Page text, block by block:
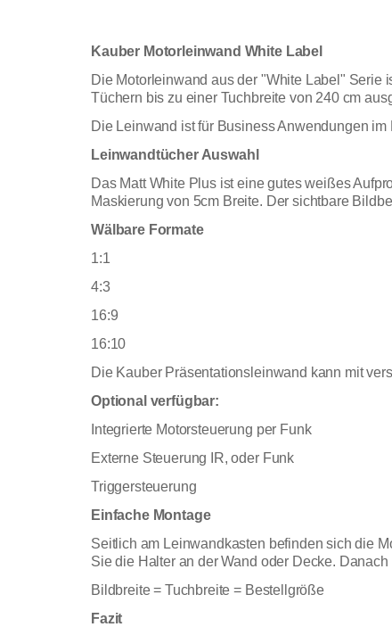
Kauber Motorleinwand White Label
Die Motorleinwand aus der "White Label" Serie
Tüchern bis zu einer Tuchbreite von 240 cm
Die Leinwand ist für Business Anwendungen
Leinwandtücher Auswahl
Das Matt White Plus ist eine gutes weißes
Maskierung von 5cm Breite. Der sichtbare
Wälbare Formate
1:1
4:3
16:9
16:10
Die Kauber Präsentationsleinwand kann mit
Optional verfügbar:
Integrierte Motorsteuerung per Funk
Externe Steuerung IR, oder Funk
Triggersteuerung
Einfache Montage
Seitlich am Leinwandkasten befinden sich die
Sie die Halter an der Wand oder Decke.
Bildbreite = Tuchbreite = Bestellgröße
Fazit